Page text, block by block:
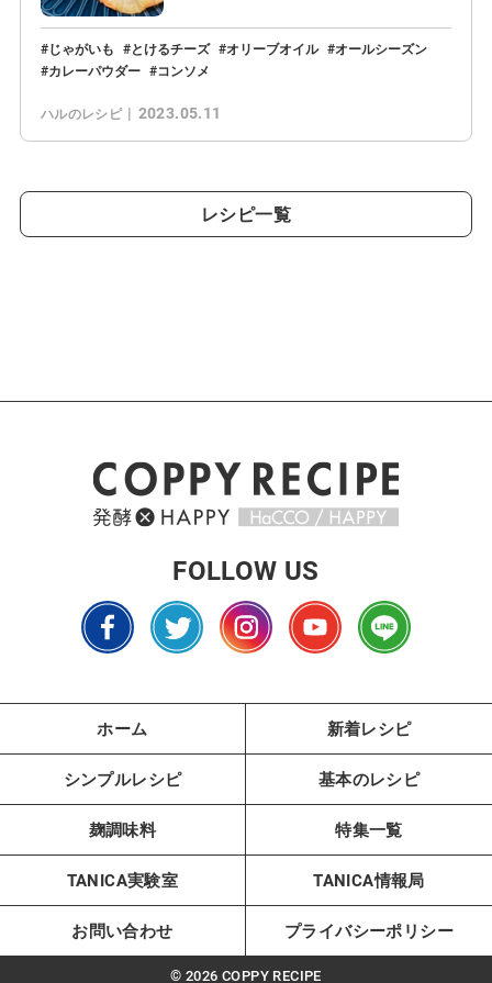
じゃがいも とけるチーズ オリーブオイル
オールシーズン
カレーパウダー
コンソメ
ハルのレシピ 2023.05.11
レシピ一覧
FOLLOW US
ホーム 新着レシピ
シンプルレシピ 基本のレシピ
麹調味料 特集一覧
TANICA実験室 TANICA情報局
お問い合わせ プライバシーポリシー
© 2026 COPPY RECIPE